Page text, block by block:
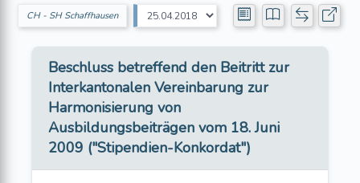
CH - SH Schaffhausen
Beschluss betreffend den Beitritt zur
Interkantonalen Vereinbarung zur
Harmonisierung von
Ausbildungsbeiträgen vom 18. Juni
2009 ("Stipendien-Konkordat")